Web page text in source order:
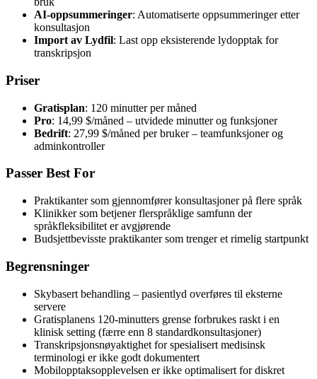
AI-oppsummeringer: Automatiserte oppsummeringer etter
konsultasjon
Import av Lydfil: Last opp eksisterende lydopptak for
transkripsjon
Priser
Gratisplan: 120 minutter per måned
Pro: 14,99 $/måned – utvidede minutter og funksjoner
Bedrift: 27,99 $/måned per bruker – teamfunksjoner og
adminkontroller
Passer Best For
Praktikanter som gjennomfører konsultasjoner på flere språk
Klinikker som betjener flerspråklige samfunn der
språkfleksibilitet er avgjørende
Budsjettbevisste praktikanter som trenger et rimelig startpunkt
Begrensninger
Skybasert behandling – pasientlyd overføres til eksterne
servere
Gratisplanens 120-minutters grense forbrukes raskt i en
klinisk setting (færre enn 8 standardkonsultasjoner)
Transkripsjonsnøyaktighet for spesialisert medisinsk
terminologi er ikke godt dokumentert
Mobilopptaksopplevelsen er ikke optimalisert for diskret